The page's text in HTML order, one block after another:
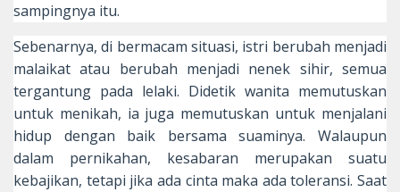
sampingnya itu.
Sebenarnya, di bermacam situasi, istri berubah menjadi
malaikat atau berubah menjadi nenek sihir, semua
tergantung pada lelaki. Didetik wanita memutuskan
untuk menikah, ia juga memutuskan untuk menjalani
hidup dengan baik bersama suaminya. Walaupun
dalam pernikahan, kesabaran merupakan suatu
kebajikan, tetapi jika ada cinta maka ada toleransi. Saat